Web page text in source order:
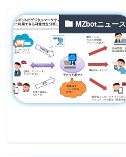
MZbotニュース